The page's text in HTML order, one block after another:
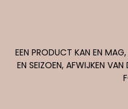
EEN PRODUCT KAN EN
EN SEIZOEN, AFWIJKEN